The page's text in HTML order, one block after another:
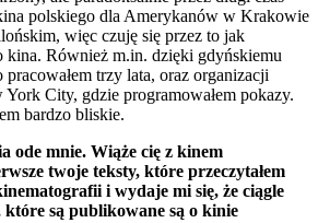
polskiego dla Amerykanów w Krakowie
więc czuję się przez to jak
kina. Również m.in. dzięki gdyńskiemu
trzy lata, oraz organizacji
City, gdzie programowałem pokazy.
bardzo bliskie.
ode mnie. Wiąże cię z kinem
twoje teksty, które przeczytałem
i wydaje mi się, że ciągle
są publikowane są o kinie